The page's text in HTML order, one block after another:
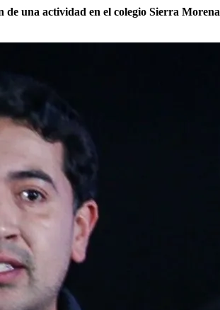
de una actividad en el colegio Sierra Morena